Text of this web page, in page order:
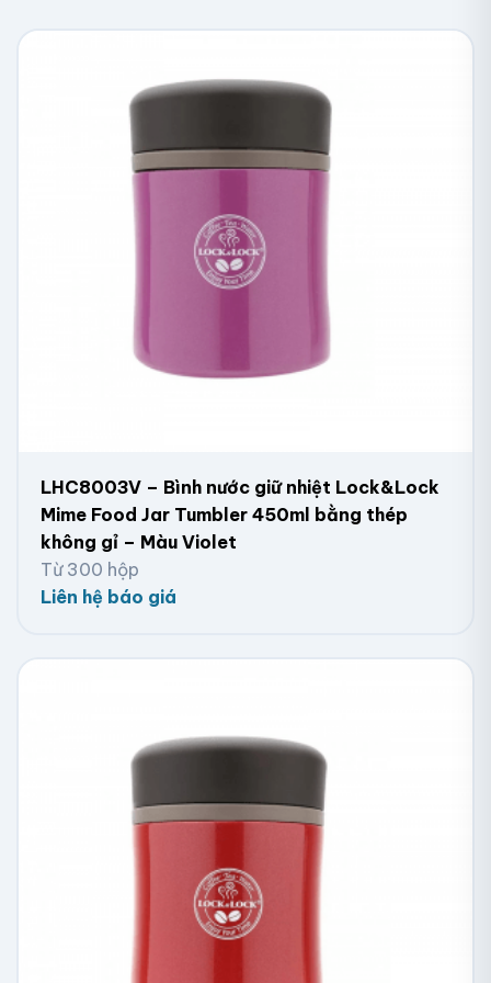
LHC8003V – Bình nước giữ nhiệt Lock&Lock
Mime Food Jar Tumbler 450ml bằng thép
không gỉ – Màu Violet
Từ 300 hộp
Liên hệ báo giá